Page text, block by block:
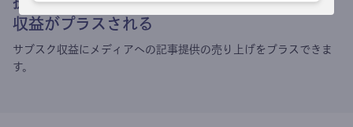
収益がプラスされる
サブスク収益にメディアへの記事提供の売り上げをプラスできま
す。